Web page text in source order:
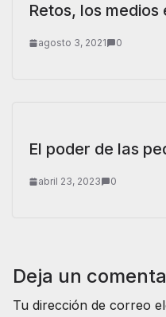
Retos, los
agosto 3, 2021 0
El poder de las
abril 23, 2023 0
Deja un
Tu dirección de correo